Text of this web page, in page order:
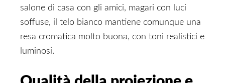
salone di casa con gli amici, magari con luci
soffuse, il telo bianco mantiene comunque una
resa cromatica molto buona, con toni realistici e
luminosi.